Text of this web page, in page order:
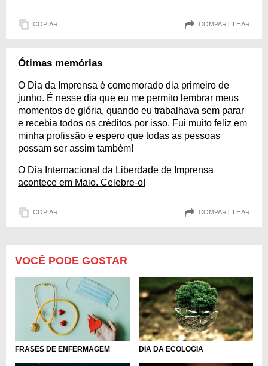
COPIAR COMPARTILHAR
Ótimas memórias
O Dia da Imprensa é comemorado dia primeiro de
junho. É nesse dia que eu me permito lembrar meus
momentos de glória, quando eu trabalhava sem parar
e recebia todos os créditos por isso. Fui muito feliz em
minha profissão e espero que todas as pessoas
possam ser assim também!
O Dia Internacional da Liberdade de Imprensa
acontece em Maio. Celebre-o!
COPIAR COMPARTILHAR
VOCÊ PODE GOSTAR
FRASES DE ENFERMAGEM DIA DA ECOLOGIA